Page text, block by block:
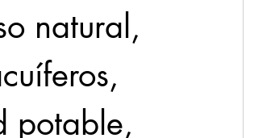
natural,
potable,